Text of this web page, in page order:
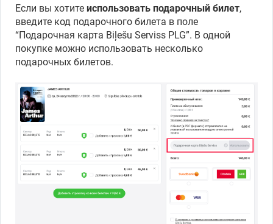
Если вы хотите использовать подарочный билет,
введите код подарочного билета в поле
“Подарочная карта Biļešu Serviss PLG”. В одной
покупке можно использовать несколько
подарочных билетов.